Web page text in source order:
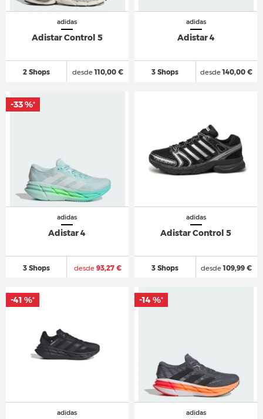
adidas
Adistar Control 5
2 Shops desde110,00 €
adidas
Adistar 4
3 Shops desde140,00 €
adidas
Adistar 4
3 Shops desde93,27 €
-33 %*
adidas
Adistar Control 5
3 Shops desde109,99 €
adidas
-41 %*
adidas
-14 %*